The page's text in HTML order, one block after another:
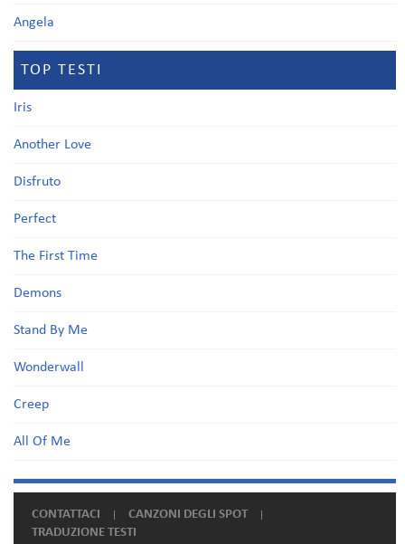
Angela
TOP TESTI
Iris
Another Love
Disfruto
Perfect
The First Time
Demons
Stand By Me
Wonderwall
Creep
All Of Me
CONTATTACI
CANZONI DEGLI SPOT
TRADUZIONE TESTI